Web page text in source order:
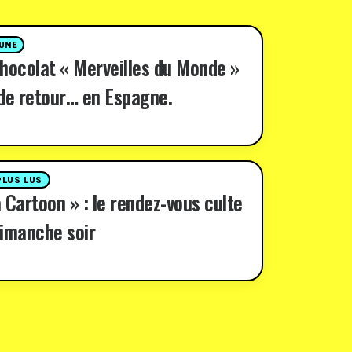
« Merveilles du Monde »
retour… en Espagne.
LUS
Cartoon » : le rendez-vous culte
soir